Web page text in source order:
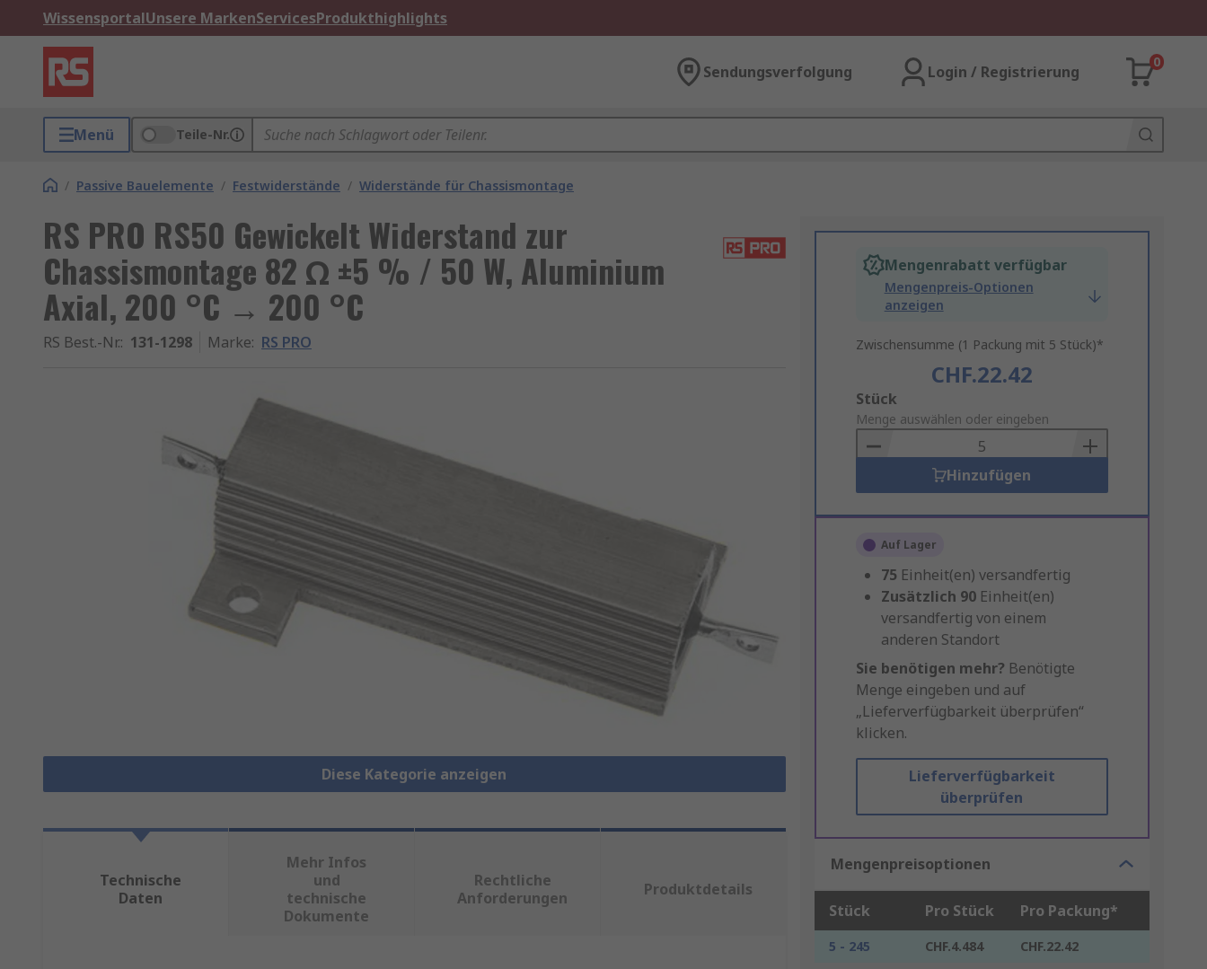
WissensportalUnsere MarkenServicesProdukthighlights
Sendungsverfolgung Login / Registrierung
0
Menü Teile-Nr.
/ Passive Bauelemente / Festwiderstände / Widerstände für Chassismontage
RS PRO RS50 Gewickelt Widerstand zur
Chassismontage 82 Ω ±5 % / 50 W, Aluminium
Axial, 200 °C → 200 °C
RS Best.-Nr.: 131-1298 Marke: RS PRO
Diese Kategorie anzeigen
Mengenrabatt verfügbar
Mengenpreis-Optionen
anzeigen
Zwischensumme (1 Packung mit 5 Stück)*
CHF.22.42
Add
to
Basket
Stück
Menge auswählen oder eingeben
Hinzufügen
Auf Lager
75 Einheit(en) versandfertig
Zusätzlich 90 Einheit(en)
versandfertig von einem
anderen Standort
Sie benötigen mehr? Benötigte
Menge eingeben und auf
„Lieferverfügbarkeit überprüfen“
klicken.
Lieferverfügbarkeit
überprüfen
Mengenpreisoptionen
Stück Pro Stück Pro Packung*
5 - 245 CHF.4.484
CHF.22.42
Technische
Daten
Mehr Infos
und
technische
Dokumente
Rechtliche
Anforderungen
Produktdetails